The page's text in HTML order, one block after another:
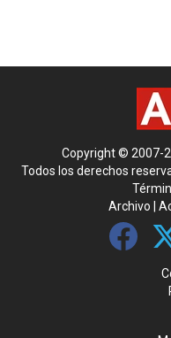
Copyright © 2007-
Todos los derechos
Archivo